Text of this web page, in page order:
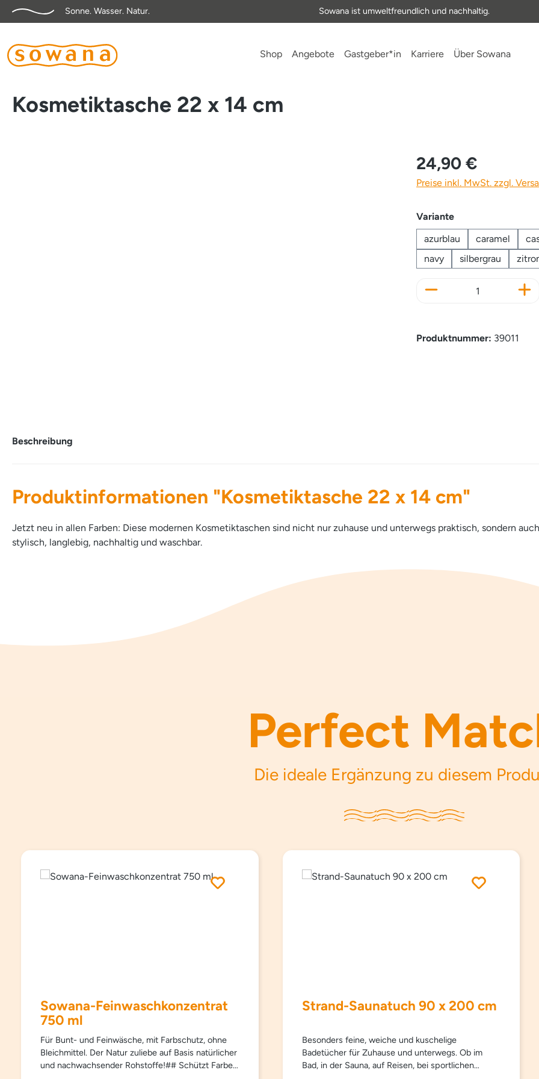
Zur Hauptnavigation springen
Sonne. Wasser. Natur. Sowana ist umweltfreundlich und nachhaltig.
Shop Angebote Gastgeber*in Karriere Über Sowana
Kosmetiktasche 22 x 14 cm
24,90 €
Preise inkl. MwSt. zzgl.
Varianteauswählen
azurblau
caramel
navy
silbergrau
Produkt Anzahl:
Produktnummer: 39011
Beschreibung
Produktinformationen "Kosmetiktasche 22 x 14 cm"
Jetzt neu in allen Farben: Diese modernen Kosmetiktaschen sind nicht nur zuhause und unterwegs praktisch, sondern auch
stylisch, langlebig, nachhaltig und waschbar.
Perfect
Die ideale Ergänzung zu diesem
Sowana-Feinwaschkonzentrat
750 ml
Für Bunt- und Feinwäsche, mit Farbschutz, ohne
Bleichmittel. Der Natur zuliebe auf Basis natürlicher
und nachwachsender Rohstoffe!## Schützt Farben
Strand-Saunatuch 90 x 200 cm
Besonders feine, weiche und kuschelige
Badetücher für Zuhause und unterwegs. Ob im
Bad, in der Sauna, auf Reisen, bei sportlichen